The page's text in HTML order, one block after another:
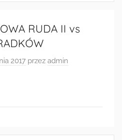
RUDA II vs
2017 przez admin